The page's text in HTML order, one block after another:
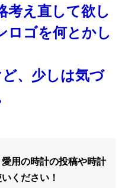
考え直して欲し
ロゴを何とかし
、少しは気づ
用の時計の投稿や時計
ください！